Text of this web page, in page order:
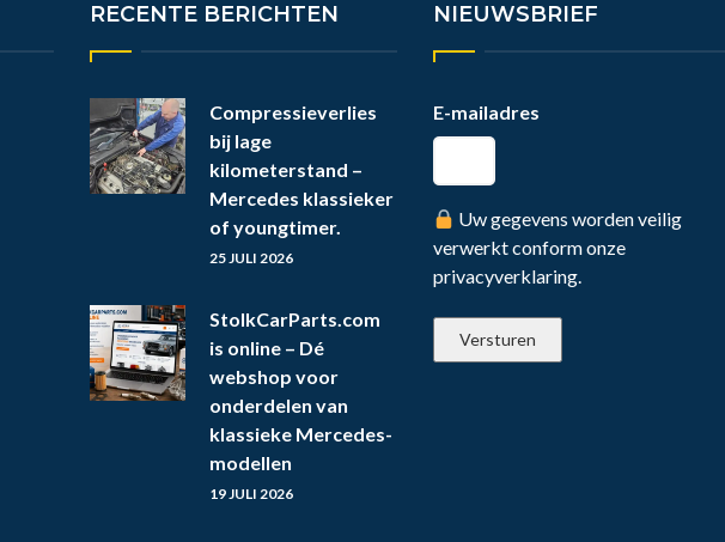
RECENTE BERICHTEN
Compressieverlies
bij lage
kilometerstand –
Mercedes klassieker
of youngtimer.
25 JULI 2026
StolkCarParts.com
is online – Dé
webshop voor
onderdelen van
klassieke Mercedes-
modellen
19 JULI 2026
NIEUWSBRIEF
E-mailadres
Uw gegevens worden veilig
verwerkt conform onze
privacyverklaring.